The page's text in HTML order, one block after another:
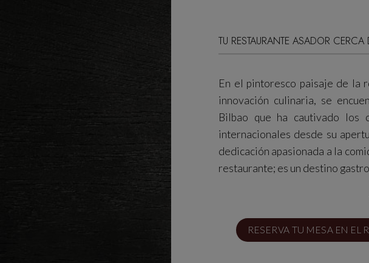
TU RESTAURANTE ASADOR CERCA
En el pintoresco paisaje de la
innovación culinaria, se
Bilbao que ha cautivado los
internacionales desde su
dedicación apasionada a la
restaurante; es un destino
RESERVA TU MESA EN EL